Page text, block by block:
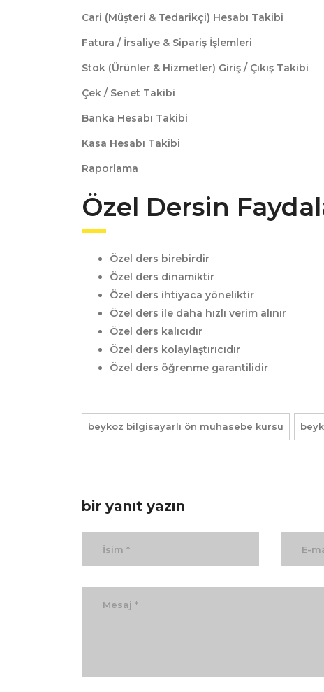
Cari (Müşteri & Tedarikçi) Hesabı Takibi
Fatura / İrsaliye & Sipariş İşlemleri
Stok (Ürünler & Hizmetler) Giriş / Çıkış Takibi
Çek / Senet Takibi
Banka Hesabı Takibi
Kasa Hesabı Takibi
Raporlama
Özel Dersin
Özel ders birebirdir
Özel ders dinamiktir
Özel ders ihtiyaca yöneliktir
Özel ders ile daha hızlı verim alınır
Özel ders kalıcıdır
Özel ders kolaylaştırıcıdır
Özel ders öğrenme garantilidir
beykoz bilgisayarlı ön muhasebe kursu
bir yanıt yazın